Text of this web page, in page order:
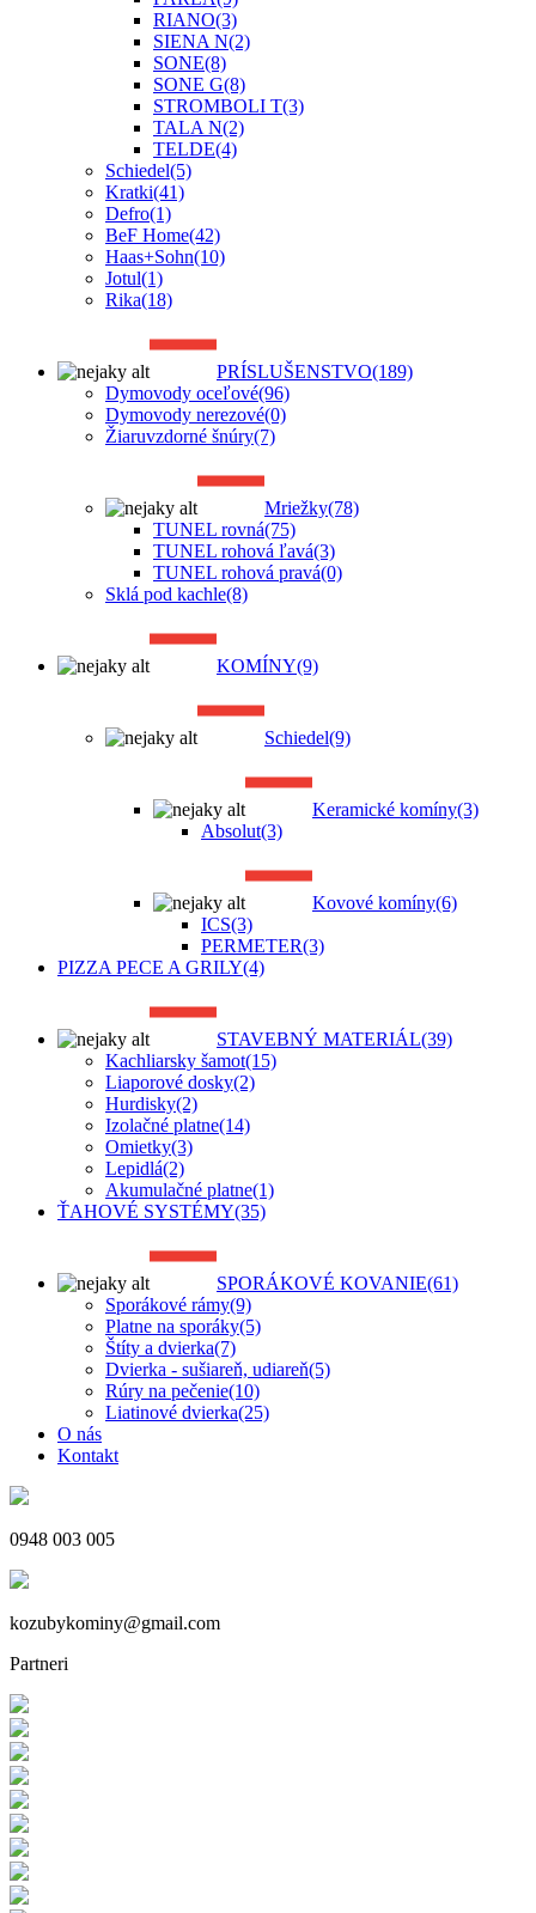
RIANO(3)
SIENA N(2)
SONE(8)
SONE G(8)
STROMBOLI T(3)
TALA N(2)
TELDE(4)
Schiedel(5)
Kratki(41)
Defro(1)
BeF Home(42)
Haas+Sohn(10)
Jotul(1)
Rika(18)
PRÍSLUŠENSTVO(189)
Dymovody oceľové(96)
Dymovody nerezové(0)
Žiaruvzdorné šnúry(7)
Mriežky(78)
TUNEL rovná(75)
TUNEL rohová ľavá(3)
TUNEL rohová pravá(0)
Sklá pod kachle(8)
KOMÍNY(9)
Schiedel(9)
Keramické komíny(3)
Absolut(3)
Kovové komíny(6)
ICS(3)
PERMETER(3)
PIZZA PECE A GRILY(4)
STAVEBNÝ MATERIÁL(39)
Kachliarsky šamot(15)
Liaporové dosky(2)
Hurdisky(2)
Izolačné platne(14)
Omietky(3)
Lepidlá(2)
Akumulačné platne(1)
ŤAHOVÉ SYSTÉMY(35)
SPORÁKOVÉ KOVANIE(61)
Sporákové rámy(9)
Platne na sporáky(5)
Štíty a dvierka(7)
Dvierka - sušiareň, udiareň(5)
Rúry na pečenie(10)
Liatinové dvierka(25)
O nás
Kontakt
0948 003 005
kozubykominy@gmail.com
Partneri